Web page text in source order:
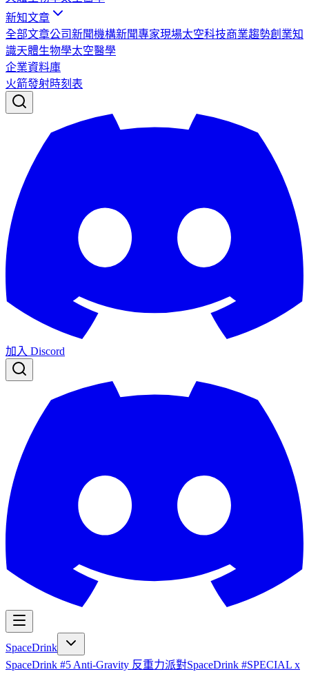
新知文章
全部文章公司新聞機構新聞專家現場太空科技商業趨勢創業知
識天體生物學太空醫學
企業資料庫
火箭發射時刻表
加入 Discord
SpaceDrink
SpaceDrink #5 Anti-Gravity 反重力派對SpaceDrink #SPECIAL x